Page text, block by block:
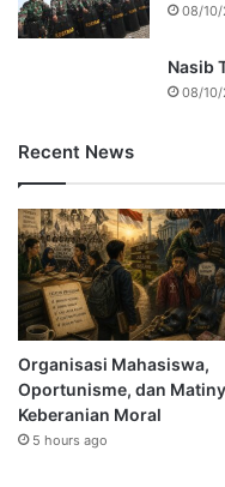
08/10/
Nasib
08/10/
Recent News
Organisasi Mahasiswa,
Oportunisme, dan
Keberanian Moral
5 hours ago